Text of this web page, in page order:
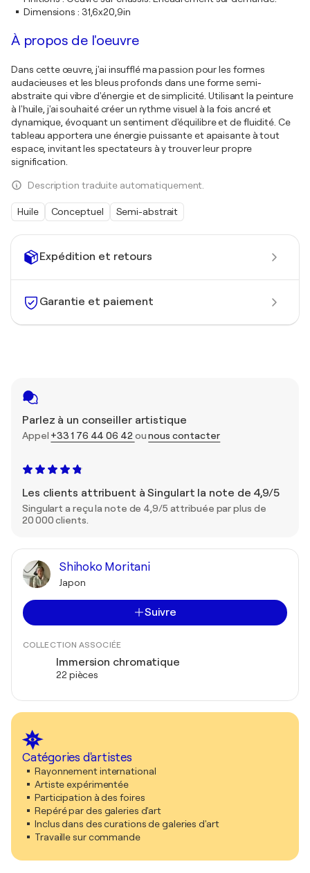
Expédition et retours
Garantie et paiement
Parlez à un conseiller artistique
Appel +33 1 76 44 06 42 ounous contacter
Les clients attribuent à Singulart la note de 4,9/5
Singulart a reçu la note de 4,9/5 attribuée par plus de
20 000 clients.
Shihoko Moritani
Japon
Suivre
COLLECTION ASSOCIÉE
Immersion chromatique
22 pièces
Catégories d'artistes
Rayonnement international
Artiste expérimentée
Participation à des foires
Repéré par des galeries d'art
Inclus dans des curations de galeries d'art
Travaille sur commande
Dimensions : 31,6x20,9in
À propos de l'oeuvre
Dans cette œuvre, j'ai insufflé ma passion pour les formes
audacieuses et les bleus profonds dans une forme semi-
abstraite qui vibre d'énergie et de simplicité. Utilisant la peinture
à l'huile, j'ai souhaité créer un rythme visuel à la fois ancré et
dynamique, évoquant un sentiment d'équilibre et de fluidité. Ce
tableau apportera une énergie puissante et apaisante à tout
espace, invitant les spectateurs à y trouver leur propre
signification.
Description traduite automatiquement.
Huile Conceptuel Semi-abstrait